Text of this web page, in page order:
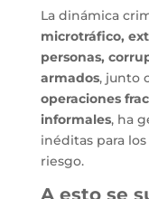
La dinámica
microtráfico,
personas,
armados, junto
operaciones
informales, ha
inéditas para
riesgo.
A esto se